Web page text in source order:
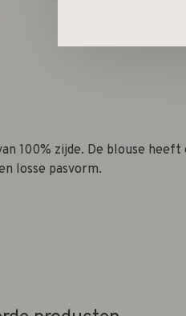
100% zijde. De blouse
losse pasvorm.